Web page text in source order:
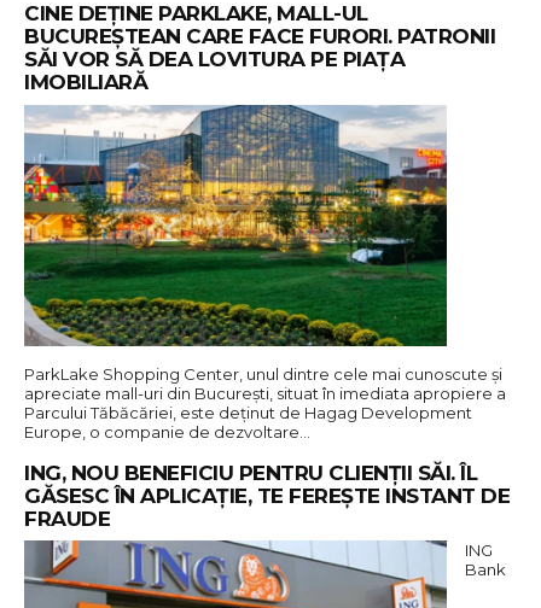
CINE DEȚINE PARKLAKE, MALL-UL
BUCUREȘTEAN CARE FACE FURORI. PATRONII
SĂI VOR SĂ DEA LOVITURA PE PIAȚA
IMOBILIARĂ
ParkLake Shopping Center, unul dintre cele mai cunoscute și
apreciate mall-uri din București, situat în imediata apropiere a
Parcului Tăbăcăriei, este deținut de Hagag Development
Europe, o companie de dezvoltare…
ING, NOU BENEFICIU PENTRU CLIENȚII SĂI. ÎL
GĂSESC ÎN APLICAȚIE, TE FEREȘTE INSTANT DE
FRAUDE
ING
Bank